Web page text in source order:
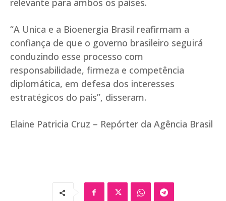
relevante para ambos os países.
“A Unica e a Bioenergia Brasil reafirmam a
confiança de que o governo brasileiro seguirá
conduzindo esse processo com
responsabilidade, firmeza e competência
diplomática, em defesa dos interesses
estratégicos do país”, disseram.
Elaine Patricia Cruz – Repórter da Agência Brasil